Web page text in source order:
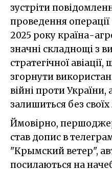
зустріти
проведення
2025 року країна-
значні складнощі з
стратегічної
згорнути
війні проти України,
залишиться без своїх
Ймовірно,
став допис в
"Крымский ветер",
посилаються на